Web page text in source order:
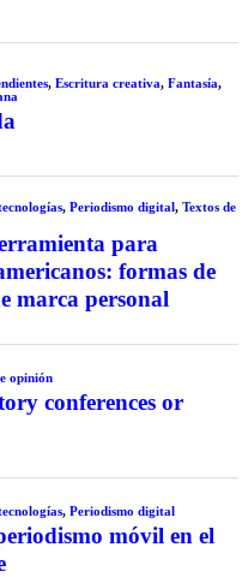
, Escritura creativa, Fantasía,
, Periodismo digital, Textos de
para
formas de
marca personal
opinión
conferences or
, Periodismo digital
móvil en el